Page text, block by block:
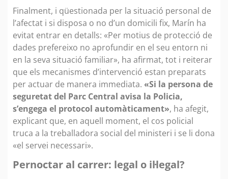
Finalment, i qüestionada per la situació personal de
l’afectat i si disposa o no d’un domicili fix, Marín ha
evitat entrar en detalls: «Per motius de protecció de
dades prefereixo no aprofundir en el seu entorn ni
en la seva situació familiar», ha afirmat, tot i reiterar
que els mecanismes d’intervenció estan preparats
per actuar de manera immediata. «Si la persona de
seguretat del Parc Central avisa la Policia,
s’engega el protocol automàticament», ha afegit,
explicant que, en aquell moment, el cos policial
truca a la treballadora social del ministeri i se li dona
«el servei necessari».
Pernoctar al carrer: legal o il·legal?